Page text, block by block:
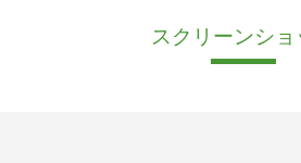
スクリーンショ